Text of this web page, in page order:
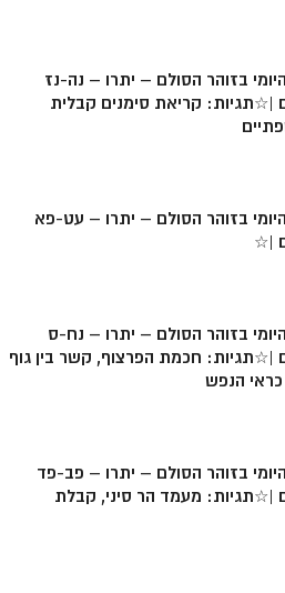
היומי בזוהר הסולם – יתרו – נה-נז
|☆תגיות: קריאת סימנים קבלית
היומי בזוהר הסולם – יתרו – עט-פא
|☆
היומי בזוהר הסולם – יתרו – נח-ס
|☆תגיות: חכמת הפרצוף, קשר בין גוף
הנפש
היומי בזוהר הסולם – יתרו – פב-פד
|☆תגיות: מעמד הר סיני, קבלת